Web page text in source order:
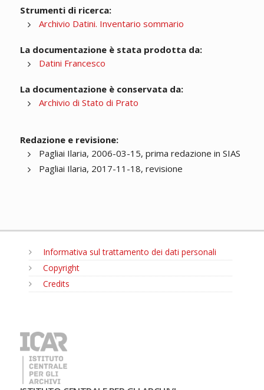
Strumenti di ricerca:
Archivio Datini. Inventario sommario
La documentazione è stata prodotta da:
Datini Francesco
La documentazione è conservata da:
Archivio di Stato di Prato
Redazione e revisione:
Pagliai Ilaria, 2006-03-15, prima redazione in SIAS
Pagliai Ilaria, 2017-11-18, revisione
Informativa sul trattamento dei dati personali
Copyright
Credits